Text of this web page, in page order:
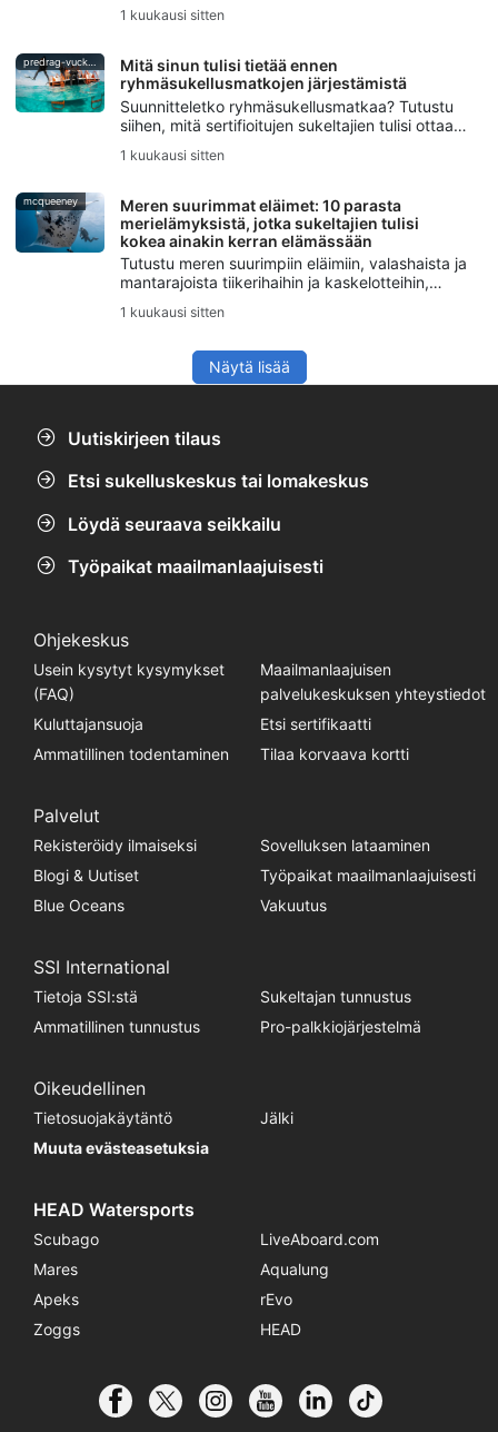
vapaasukelluksen, merien suojelun ja SSI Blue
1 kuukausi sitten
predrag-vuckovic
Mitä sinun tulisi tietää ennen
ryhmäsukellusmatkojen järjestämistä
Suunnitteletko ryhmäsukellusmatkaa? Tutustu
siihen, mitä sertifioitujen sukeltajien tulisi ottaa
turvallisuussuunnitteluun ja viestintään.
1 kuukausi sitten
mcqueeney
Meren suurimmat eläimet: 10 parasta
merielämyksistä, jotka sukeltajien tulisi
kokea ainakin kerran elämässään
Tutustu meren suurimpiin eläimiin, valashaista ja
mantarajoista tiikerihaihin ja kaskelotteihin,
merieläinkokemuksista.
1 kuukausi sitten
Näytä lisää
Uutiskirjeen tilaus
Etsi sukelluskeskus tai lomakeskus
Löydä seuraava seikkailu
Työpaikat maailmanlaajuisesti
Ohjekeskus
Usein kysytyt kysymykset
(FAQ)
Maailmanlaajuisen
palvelukeskuksen yhteystiedot
Kuluttajansuoja
Etsi sertifikaatti
Ammatillinen todentaminen
Tilaa korvaava kortti
Palvelut
Rekisteröidy ilmaiseksi
Sovelluksen lataaminen
Blogi & Uutiset
Työpaikat maailmanlaajuisesti
Blue Oceans
Vakuutus
SSI International
Tietoja SSI:stä
Sukeltajan tunnustus
Ammatillinen tunnustus
Pro-palkkiojärjestelmä
Oikeudellinen
Tietosuojakäytäntö
Jälki
Muuta evästeasetuksia
HEAD Watersports
Scubago
LiveAboard.com
Mares
Aqualung
Apeks
rEvo
Zoggs
HEAD